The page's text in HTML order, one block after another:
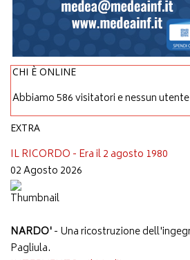
CHI È ONLINE
Abbiamo 586 visitatori e nessun
EXTRA
IL RICORDO - Era il 2 agosto 1980
02 Agosto 2026
NARDO'- Una ricostruzione
Pagliula.